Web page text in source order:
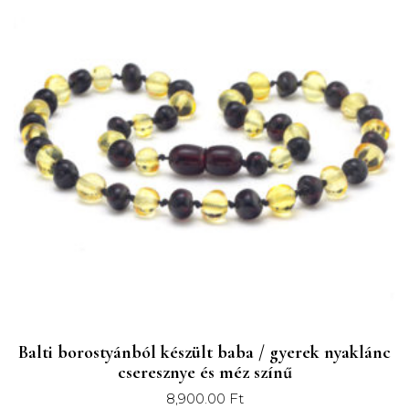
felfedezték a mogyorófa egyedi tulajdonságait.
Honnan származik a mogyorófa?
Tizennyolc különböző mogyorófa faj létezik. A mi,
mogyorófából készült gyöngyeik mind a Corylus Cornuta
(kaliforniai mogyoró) cserjéből származnak. Nyakláncaink
100%-os tisztaságú, természetes mogyorófából készülnek,
„Pinus succinifer” fenyőfától ered, melyek hatalmas erdőket
alkottak körülbelül 45-50 millió évvel ezelőtt, Európa északi
részén. Jelenleg bányászás során termelik ki vagy
Balti borostyánból készült baba / gyerek nyaklánc
cseresznye és méz színű
8,900.00 Ft